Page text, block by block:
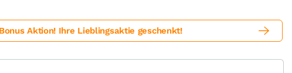
Bonus Aktion! Ihre Lieblingsaktie geschenkt!